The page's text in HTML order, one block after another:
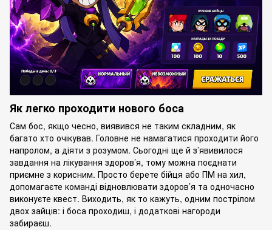
Як легко проходити нового боса
Сам бос, якщо чесно, виявився не таким складним, як
багато хто очікував. Головне не намагатися проходити його
напролом, а діяти з розумом. Сьогодні ще й з’явивилося
завдання на лікування здоров’я, тому можна поєднати
приємне з корисним. Просто берете бійця або ПМ на хил,
допомагаєте команді відновлювати здоров’я та одночасно
виконуєте квест. Виходить, як то кажуть, одним пострілом
двох зайців: і боса проходиш, і додаткові нагороди
забираєш.